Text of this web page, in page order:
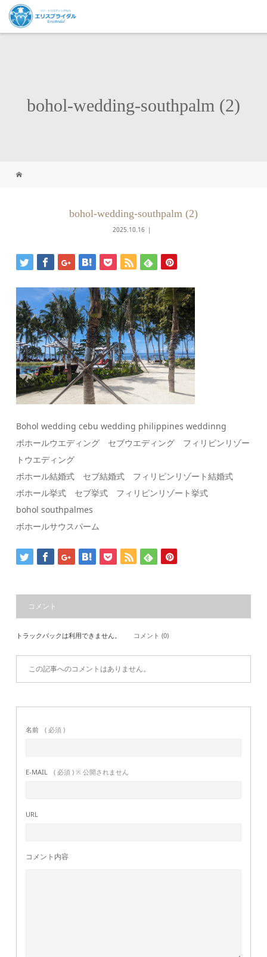
bohol-wedding-southpalm (2)
bohol-wedding-southpalm (2)
2025.10.16
Bohol wedding cebu wedding philippines weddinng
ボホールウエディング セブウエディング フィリピンリゾー
トウエディング
ボホール結婚式 セブ結婚式 フィリピンリゾート結婚式
ボホール挙式 セブ挙式 フィリピンリゾート挙式
bohol southpalmes
ボホールサウスパーム
コメント
トラックバックは利用できません。 コメント (0)
この記事へのコメントはありません。
名前 ( 必須 )
E-MAIL ( 必須 ) ※ 公開されません
URL
コメント内容